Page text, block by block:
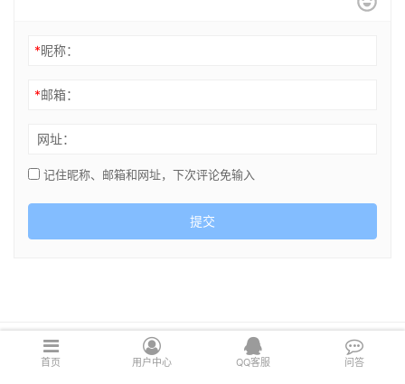
*昵称：
*邮箱：
网址：
记住昵称、邮箱和网址，下次评论免输入
提交
Copyright © 2021 cghsj.com 版权所有 Powered by 绘世界
首页 用户中心 QQ客服 问答